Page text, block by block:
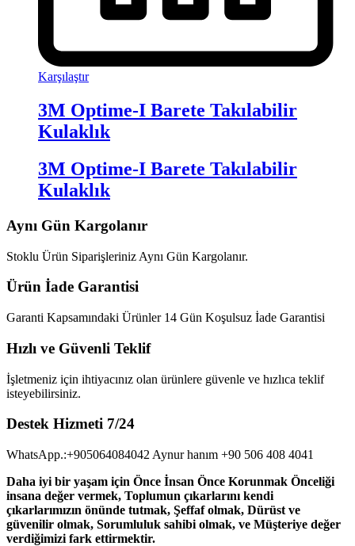
Karşılaştır
3M Optime-I Barete Takılabilir
Kulaklık
3M Optime-I Barete Takılabilir
Kulaklık
Aynı Gün Kargolanır
Stoklu Ürün Siparişleriniz Aynı Gün Kargolanır.
Ürün İade Garantisi
Garanti Kapsamındaki Ürünler 14 Gün Koşulsuz İade Garantisi
Hızlı ve Güvenli Teklif
İşletmeniz için ihtiyacınız olan ürünlere güvenle ve hızlıca teklif
isteyebilirsiniz.
Destek Hizmeti 7/24
WhatsApp.:+905064084042 Aynur hanım +90 506 408 4041
Daha iyi bir yaşam için Önce İnsan Önce Korunmak Önceliği
insana değer vermek, Toplumun çıkarlarını kendi
çıkarlarımızın önünde tutmak, Şeffaf olmak, Dürüst ve
güvenilir olmak, Sorumluluk sahibi olmak, ve Müşteriye değer
verdiğimizi fark ettirmektir.